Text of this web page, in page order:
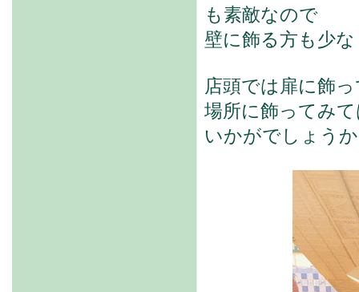
も素敵なので
壁に飾る方も少
店頭では扉に飾
場所に飾ってみ
いかがでしょう